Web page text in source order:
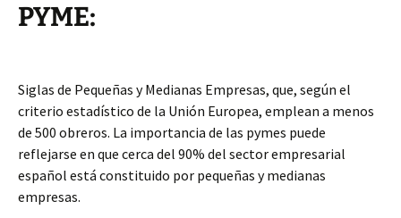
PYME:
Siglas de Pequeñas y Medianas Empresas, que, según el
criterio estadístico de la Unión Europea, emplean a menos
de 500 obreros. La importancia de las pymes puede
reflejarse en que cerca del 90% del sector empresarial
español está constituido por pequeñas y medianas
empresas.